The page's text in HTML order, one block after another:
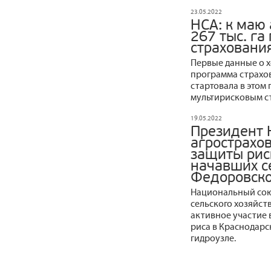
23.05.2022
НСА: к маю
267 тыс.
Первые данные о
программа
стартовала в этом
мультирисковым
19.05.2022
защиты
начавших
Национальный
сельского
активное
риса в
гидроузле.